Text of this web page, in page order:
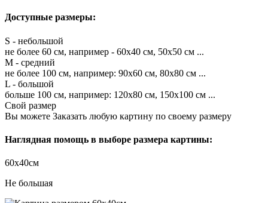
Доступные размеры:
S - небольшой
не более 60 см, например - 60х40 см, 50х50 см ...
M - средний
не более 100 см, например: 90х60 см, 80х80 см ...
L - большой
больше 100 см, например: 120х80 см, 150х100 см ...
Свой размер
Вы можете Заказать любую картину по своему размеру
Наглядная помощь в выборе размера картины:
60х40см
Не большая